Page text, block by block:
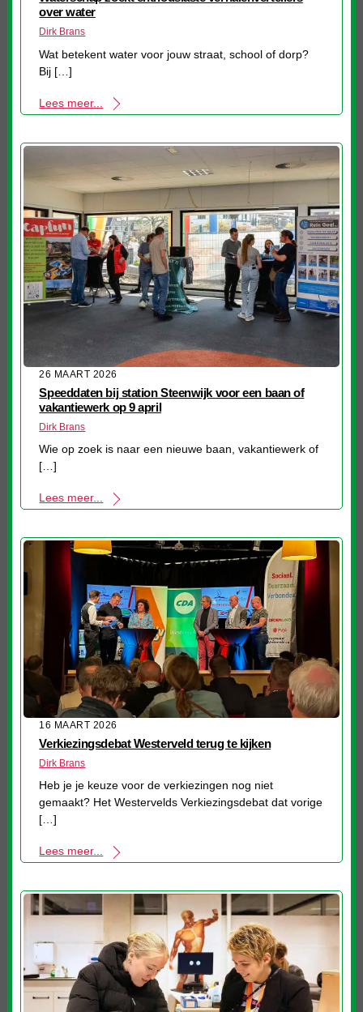
over water
Dirk Brans
Wat betekent water voor jouw straat, school of dorp?
Bij […]
Lees meer...
26 MAART 2026
Speeddaten bij station Steenwijk voor een baan of
vakantiewerk op 9 april
Dirk Brans
Wie op zoek is naar een nieuwe baan, vakantiewerk of
[…]
Lees meer...
16 MAART 2026
Verkiezingsdebat Westerveld terug te kijken
Dirk Brans
Heb je je keuze voor de verkiezingen nog niet
gemaakt? Het Westervelds Verkiezingsdebat dat vorige
[…]
Lees meer...